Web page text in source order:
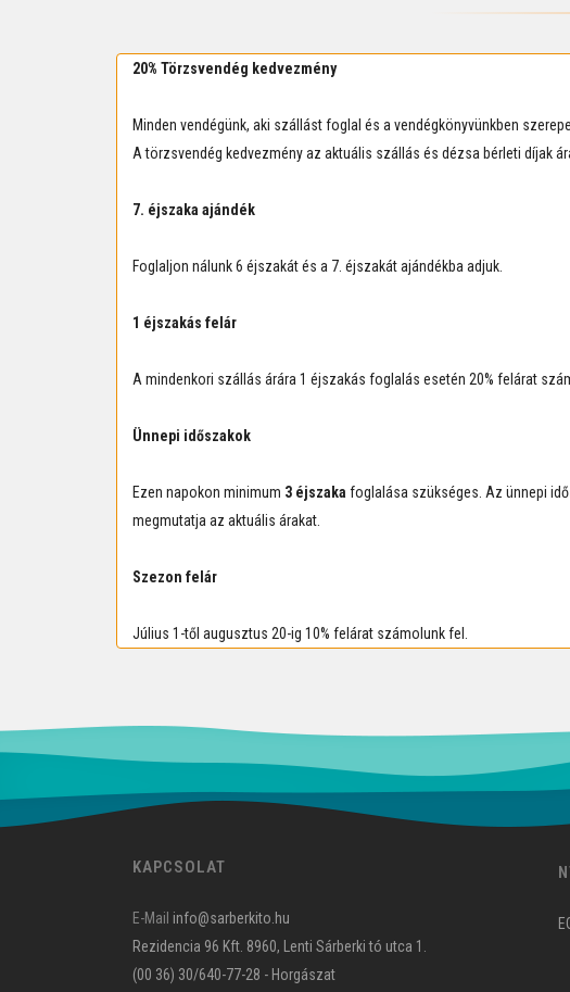
20% Törzsvendég kedvezmény
Minden vendégünk, aki szállást foglal és a vendégkönyvünkben
A törzsvendég kedvezmény az aktuális szállás és dézsa bérleti díjak
7. éjszaka ajándék
Foglaljon nálunk 6 éjszakát és a 7. éjszakát ajándékba adjuk.
1 éjszakás felár
A mindenkori szállás árára 1 éjszakás foglalás esetén 20% felárat
Ünnepi időszakok
Ezen napokon minimum 3 éjszaka foglalása szükséges. Az ünnepi
megmutatja az aktuális árakat.
Szezon felár
Július 1-től augusztus 20-ig 10% felárat számolunk fel.
KAPCSOLAT
E-Mail info@sarberkito.hu
Rezidencia 96 Kft. 8960, Lenti Sárberki tó utca 1.
(00 36) 30/640-77-28 - Horgászat